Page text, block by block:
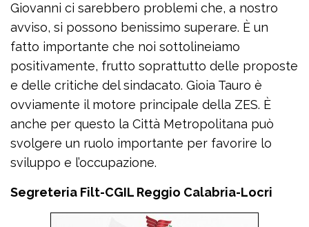
Giovanni ci sarebbero problemi che, a nostro
avviso, si possono benissimo superare. È un
fatto importante che noi sottolineiamo
positivamente, frutto soprattutto delle proposte
e delle critiche del sindacato. Gioia Tauro è
ovviamente il motore principale della ZES. È
anche per questo la Città Metropolitana può
svolgere un ruolo importante per favorire lo
sviluppo e l’occupazione.
Segreteria Filt-CGIL Reggio Calabria-Locri